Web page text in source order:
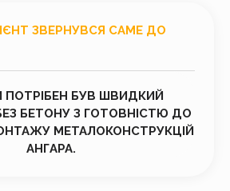
ЗВЕРНУВСЯ САМЕ ДО
ПОТРІБЕН БУВ ШВИДКИЙ
БЕТОНУ З ГОТОВНІСТЮ ДО
МЕТАЛОКОНСТРУКЦІЙ
АНГАРА.